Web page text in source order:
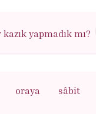
yapmadık mı?
oraya sâbit